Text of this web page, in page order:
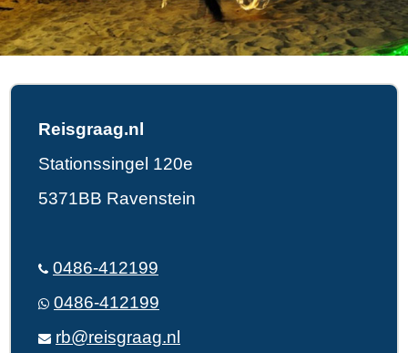
Reisgraag.nl
Stationssingel 120e
5371BB Ravenstein
0486-412199
0486-412199
rb@reisgraag.nl